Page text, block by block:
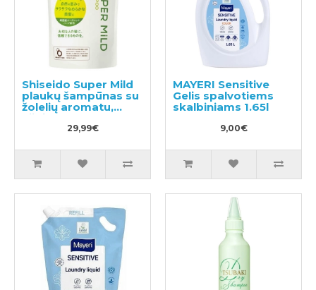
Shiseido Super Mild
plaukų šampūnas su
žolelių aromatu,
užpildas 1000ml
29,99€
MAYERI Sensitive
Gelis spalvotiems
skalbiniams 1.65l
9,00€